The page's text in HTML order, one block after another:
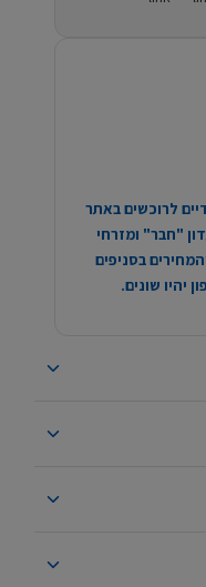
לרוכשים באתר
"חבר" ומזרחי
בסניפים
יהיו שונים.